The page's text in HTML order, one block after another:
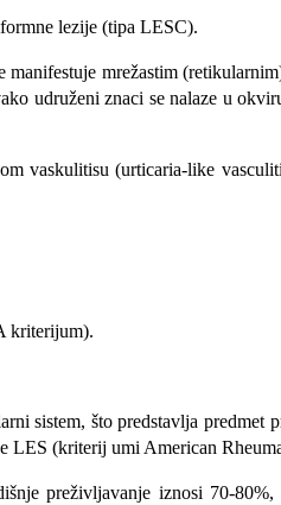
lezije (tipa LESC).
mrežastim
udruženi znaci se nalaze u
vaskulitisu (urticaria-like
kriterijum).
sistem, što predstavlja predmet
LES (kriterij umi American
preživljavanje izno­si 70-